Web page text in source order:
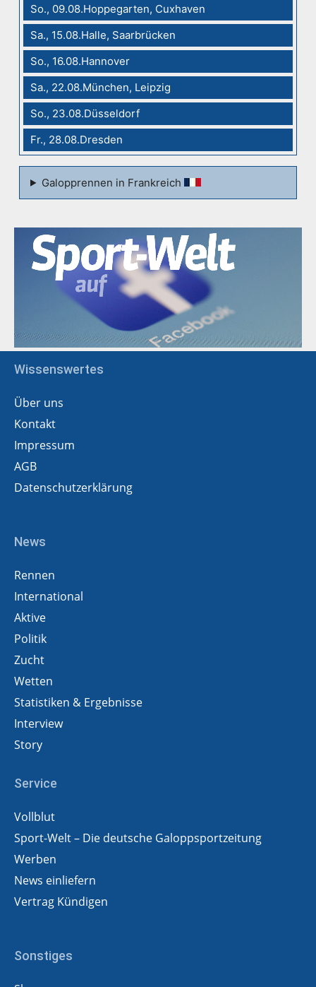
So., 09.08.Hoppegarten, Cuxhaven
Sa., 15.08.Halle, Saarbrücken
So., 16.08.Hannover
Sa., 22.08.München, Leipzig
So., 23.08.Düsseldorf
Fr., 28.08.Dresden
Galopprennen in Frankreich
Wissenswertes
Über uns
Kontakt
Impressum
AGB
Datenschutzerklärung
News
Rennen
International
Aktive
Politik
Zucht
Wetten
Statistiken & Ergebnisse
Interview
Story
Service
Vollblut
Sport-Welt – Die deutsche Galoppsportzeitung
Werben
News einliefern
Vertrag Kündigen
Sonstiges